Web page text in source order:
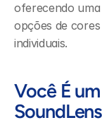
oferecendo uma
opções de
individuais.
Você É